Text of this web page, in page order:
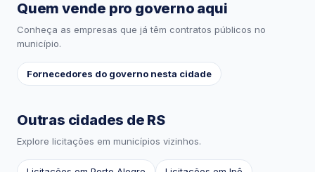
Quem vende pro governo aqui
Conheça as empresas que já têm contratos públicos no
município.
Fornecedores do governo nesta cidade
Outras cidades de RS
Explore licitações em municípios vizinhos.